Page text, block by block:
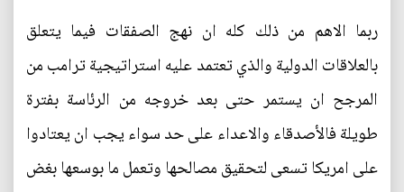
ربما الاهم من ذلك كله ان نهج الصفقات فيما يتعلق
بالعلاقات الدولية والذي تعتمد عليه استراتيجية ترامب من
المرجح ان يستمر حتى بعد خروجه من الرئاسة بفترة
طويلة فالأصدقاء والاعداء على حد سواء يجب ان يعتادوا
على امريكا تسعى لتحقيق مصالحها وتعمل ما بوسعها بغض